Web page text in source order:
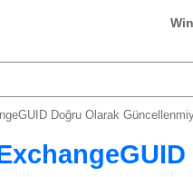
Doğru Olarak